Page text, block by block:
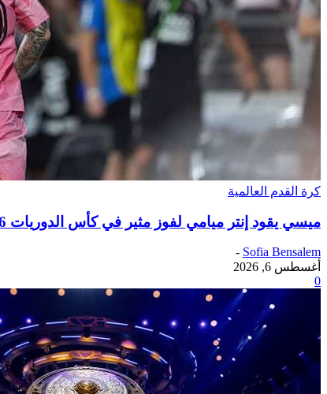
كرة القدم العالمية
ميسي يقود إنتر ميامي لفوز مثير في كأس الدوريات 2026
Sofia Bensalem
-
أغسطس 6, 2026
0